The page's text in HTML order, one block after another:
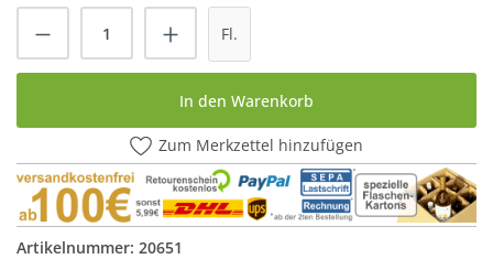
Produkt Anzahl: Gib den gewünschten
Fl.
In den Warenkorb
Zum Merkzettel hinzufügen
Artikelnummer: 20651